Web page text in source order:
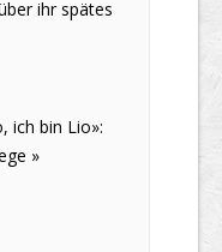
ihr spätes
ich bin Lio»:
»